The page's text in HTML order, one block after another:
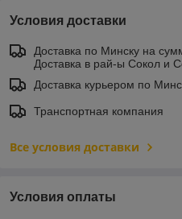
Условия доставки
Доставка по Минску на
Доставка в рай-ы Сокол и
Доставка курьером по
Транспортная компания
Все условия доставки
Условия оплаты